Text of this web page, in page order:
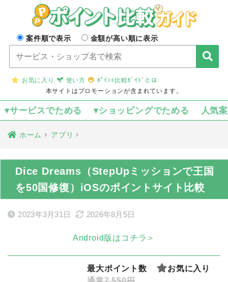
案件順で表示 金額が高い順に表示
お気に入り 使い方
ﾎﾟｲﾝﾄ比較ｶﾞｲﾄﾞとは
本サイトはプロモーションが含まれています。
▾サービスでためる ▾ショッピングでためる 人気
ホーム アプリ
Dice Dreams（StepUpミッションで王国
を50国修復）iOSのポイントサイト比較
2023年3月31日 2026年8月5日
Android版はコチラ＞
最大ポイント数
お気に入り